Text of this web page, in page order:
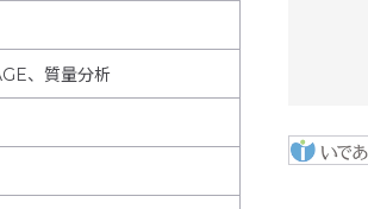
、質量分析